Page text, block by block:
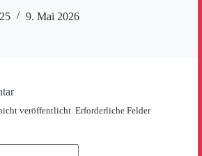
9. Mai 2026
veröffentlicht. Erforderliche Felder